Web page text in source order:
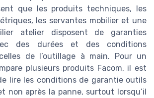
que les produits techniques, les
les servantes mobilier et une
atelier disposent de garanties
des durées et des conditions
de l’outillage à main. Pour un
plusieurs produits Facom, il est
lire les conditions de garantie outils
non après la panne, surtout lorsqu’il